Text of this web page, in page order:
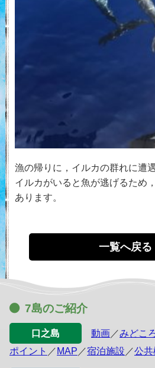
漁の帰りに，イルカの群れに遭
イルカがいると魚が逃げるため
あります。
一覧へ戻る
7島のご紹介
口之島 動画 ／みどこ
ポイント ／ MAP ／宿泊施設 ／公共